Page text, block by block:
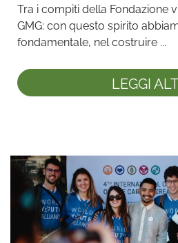
Tra i compiti della Fondazione
GMG: con questo spirito
fondamentale, nel costruire ...
LEGGI